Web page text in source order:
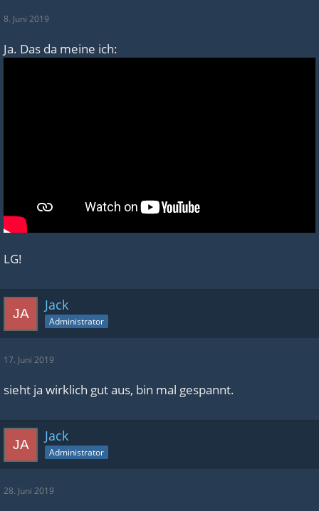
8. Juni 2019
Ja. Das da meine ich:
LG!
Jack
Administrator
17. Juni 2019
sieht ja wirklich gut aus, bin mal gespannt.
Jack
Administrator
28. Juni 2019